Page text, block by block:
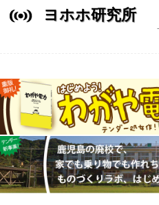
ヨホホ研究所